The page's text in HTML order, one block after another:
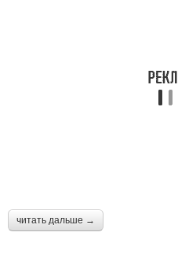
читать дальше →